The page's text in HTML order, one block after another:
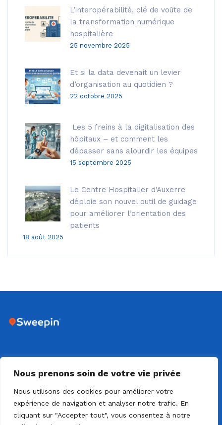
Nous prenons soin de votre vie privée
Nous utilisons des cookies pour améliorer votre
expérience de navigation et analyser notre trafic. En
cliquant sur "Accepter tout", vous consentez à notre
L’interopérabilité, clé de voûte de
la transformation numérique
hospitalière
25 novembre 2025
Et si la data devenait un levier
d’organisation au quotidien ?
22 octobre 2025
Les 5 freins à la digitalisation des
hôpitaux – et comment les
dépasser sans alourdir les équipes
15 septembre 2025
Le Centre Hospitalier d’Auxerre
déploie son nouvel outil de guidage
pour améliorer l’orientation des
patients
18 août 2025